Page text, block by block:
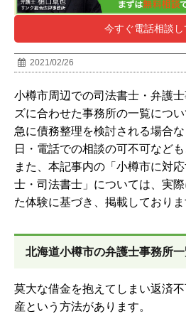
今すぐ電話相談し
2021/02/26
小樽市周辺での司法書士・弁護
ズに合わせた事務所の一覧につい
急に債務整理を検討される場合
日・電話での相談の可不可など
また、本記事内の「小樽市に対
士・司法書士」については、実
た体験に基づき、掲載しておりま
北海道小樽市の弁護士事務所
莫大な借金を抱えてしまい返済
産という方法があります。